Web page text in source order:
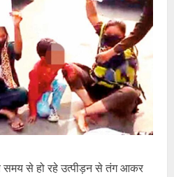
से हो रहे उत्पीड़न से तंग आकर